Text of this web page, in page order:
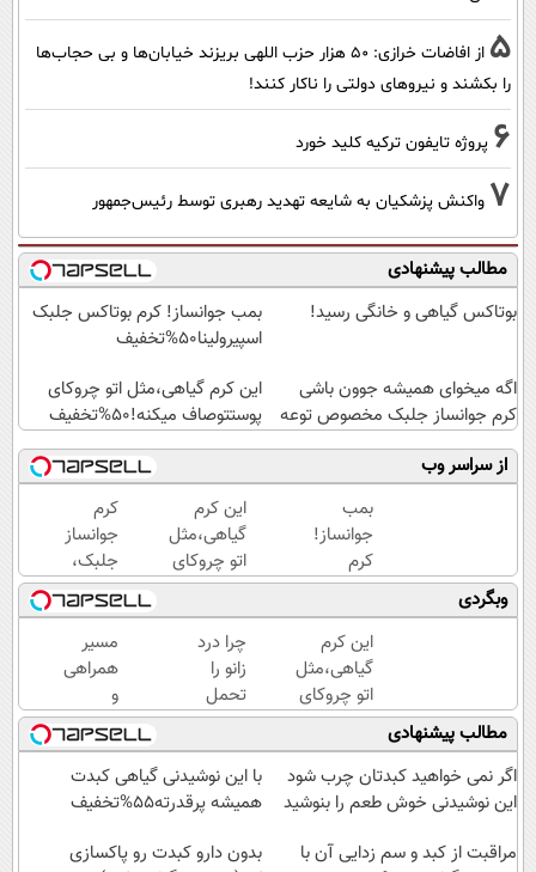
5
از افاضات خرازی: ۵۰ هزار حزب اللهی بریزند خیابان‌ها و بی حجاب‌ها
را بکشند و نیرو‌های دولتی را ناکار کنند!
6 پروژه تایفون ترکیه کلید خورد
7 واکنش پزشکیان به شایعه تهدید رهبری توسط رئیس‌جمهور
مطالب پیشنهادی
بوتاکس گیاهی و خانگی رسید!
بمب جوانساز! کرم بوتاکس جلبک
اسپیرولینا50%تخفیف
اگه میخوای همیشه جوون باشی
کرم جوانساز جلبک مخصوص توعه
این کرم گیاهی،مثل اتو چروکای
پوستتوصاف میکنه!50%تخفیف
از سراسر وب
بمب
جوانساز!
کرم
بوتاکس
جلبک
اسپیرولینا50%تخفیف
این کرم
گیاهی،مثل
اتو چروکای
پوستتوصاف
میکنه!50%تخفیف
کرم
جوانساز
جلبک،
هدیه
طبیعت به
شما(خرید
با تخفیف
ویژه)
وبگردی
این کرم
گیاهی،مثل
اتو چروکای
پوستتوصاف
میکنه!50%تخفیف
چرا درد
زانو را
تحمل
می‌کنی؟
خیلی
ساده
درمنزل
کن
مسیر
همراهی
و
گزارش
عملکرد
گروه
اسنپ
۱۴۰۴
مطالب پیشنهادی
اگر نمی خواهید کبدتان چرب شود
این نوشیدنی خوش طعم را بنوشید
با این نوشیدنی گیاهی کبدت
همیشه پرقدرته55%تخفیف
مراقبت از کبد و سم زدایی آن با
بدون دارو کبدت رو پاکسازی